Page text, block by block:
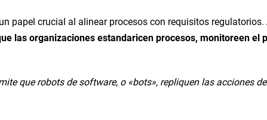
papel crucial al alinear procesos con requisitos regulatorios.
las organizaciones estandaricen procesos, monitoreen el
que robots de software, o «bots», repliquen las acciones